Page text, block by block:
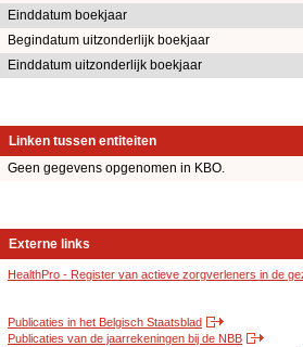
Einddatum boekjaar
Begindatum uitzonderlijk boekjaar
Einddatum uitzonderlijk boekjaar
Linken tussen entiteiten
Geen gegevens opgenomen in KBO.
Externe links
HealthPro - Register van actieve zorgverleners in de
Publicaties in het Belgisch Staatsblad
Publicaties van de jaarrekeningen bij de NBB